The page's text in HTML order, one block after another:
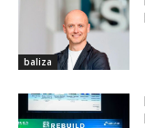
baliza